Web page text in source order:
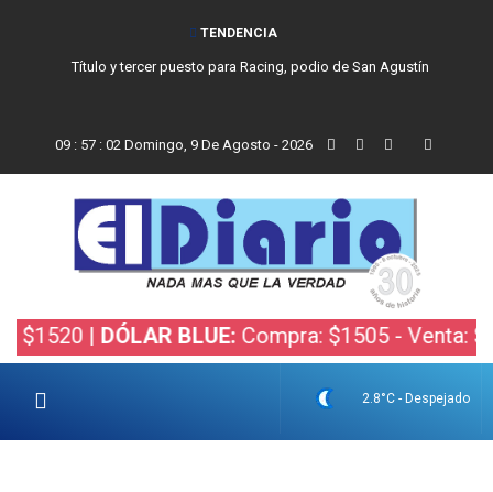
TENDENCIA
Título y tercer puesto para Racing, podio de San Agustín
09 : 57 : 03 Domingo, 9 De Agosto - 2026
|DÓLAR BLUE:Compra: $1505 - Venta:
2.8°C - Despejado